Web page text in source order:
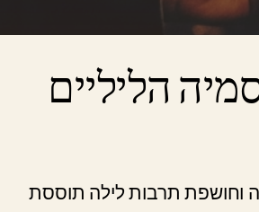
הליליים
וחושפת תרבות לילה תוססת